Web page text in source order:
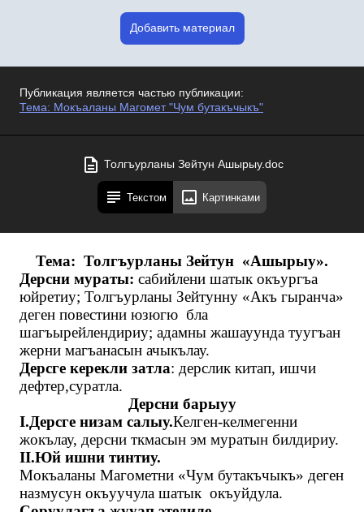
Добавить материал
Публикация является частью публикации:
Тема: Мокъаланы Магомет "Чум бутакъчыкъ"
Толгъурланы Зейтун Ашырыу.doc
Текстом Картинками
Тема: Толгъурланы Зейтун «Ашырыу».
Дерсни мураты: сабийлени шатык окъургъа
юйретиу; Толгъурланы Зейтунну «Акъ гыранча»
деген повестини юзюгю бла
шагъырейлендириу; адамны жашауунда туугъан
жерни магъанасын ачыкълау.
Дерсге керекли затла: дерслик китап, ишчи
дефтер,суратла.
Дерсни барыуу
I.Дерсге низам салыу.Келген-келмегенни
жокълау, дерсни ткмасын эм муратын билдириу.
II.Юй ишни тинтиу.
Мокъаланы Магометни «Чум бутакъчыкъ» деген
назмусун окъуучула шатык окъуйдула.